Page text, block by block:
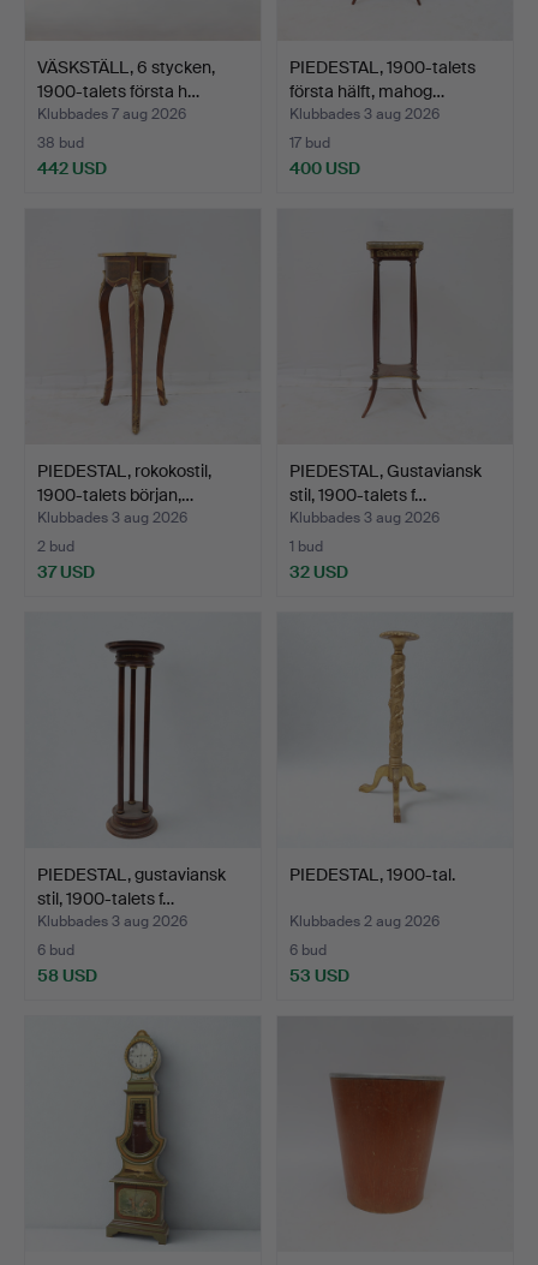
VÄSKSTÄLL, 6 stycken,
1900-talets första h…
Klubbades 7 aug 2026
38 bud
442 USD
PIEDESTAL, 1900-talets
första hälft, mahog…
Klubbades 3 aug 2026
17 bud
400 USD
PIEDESTAL, rokokostil,
1900-talets början,…
Klubbades 3 aug 2026
2 bud
37 USD
PIEDESTAL, Gustaviansk
stil, 1900-talets f…
Klubbades 3 aug 2026
1 bud
32 USD
PIEDESTAL, gustaviansk
stil, 1900-talets f…
Klubbades 3 aug 2026
6 bud
58 USD
PIEDESTAL, 1900-tal.
Klubbades 2 aug 2026
6 bud
53 USD